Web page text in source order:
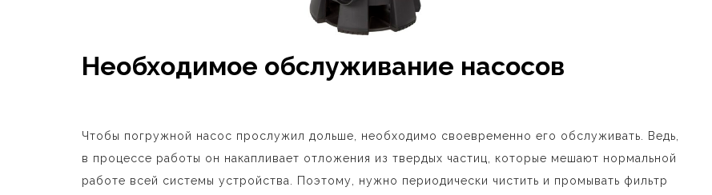
Необходимое обслуживание насосов
Чтобы погружной насос прослужил дольше, необходимо своевременно его обслуживать. Ведь,
в процессе работы он накапливает отложения из твердых частиц, которые мешают нормальной
работе всей системы устройства. Поэтому, нужно периодически чистить и промывать фильтр